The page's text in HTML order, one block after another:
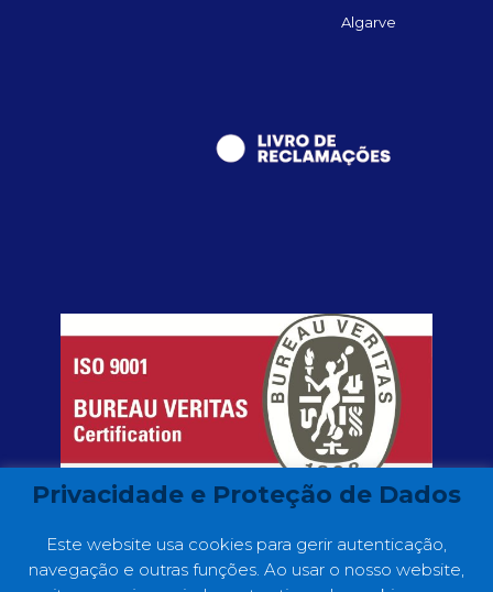
Algarve
Privacidade e Proteção de Dados
Este website usa cookies para gerir autenticação,
navegação e outras funções. Ao usar o nosso website,